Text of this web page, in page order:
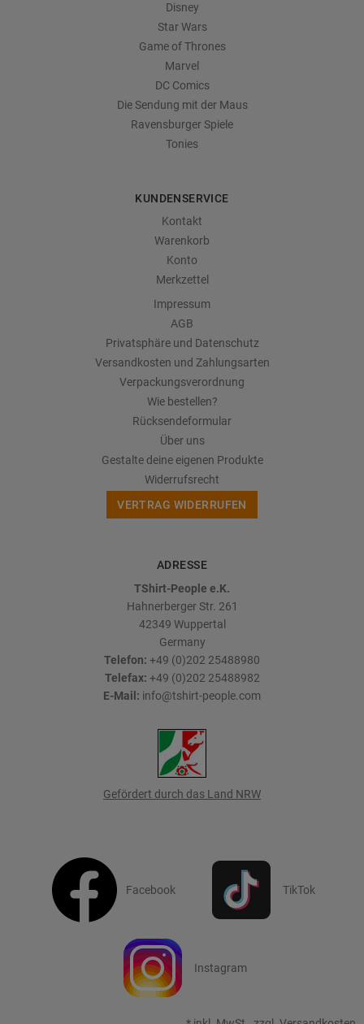
Disney
Star Wars
Game of Thrones
Marvel
DC Comics
Die Sendung mit der Maus
Ravensburger Spiele
Tonies
KUNDENSERVICE
Kontakt
Warenkorb
Konto
Merkzettel
Impressum
AGB
Privatsphäre und Datenschutz
Versandkosten und Zahlungsarten
Verpackungsverordnung
Wie bestellen?
Rücksendeformular
Über uns
Gestalte deine eigenen Produkte
Widerrufsrecht
VERTRAG WIDERRUFEN
ADRESSE
TShirt-People e.K.
Hahnerberger Str. 261
42349 Wuppertal
Germany
Telefon: +49 (0)202 25488980
Telefax: +49 (0)202 25488982
E-Mail: info@tshirt-people.com
Gefördert durch das Land NRW
Facebook TikTok
Instagram